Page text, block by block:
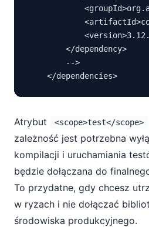
        </dependency>
        -->
Atrybut <scope>test</scope>
zależność jest potrzebna
kompilacji i uruchamiania
będzie dołączana do
To przydatne, gdy chcesz
w ryzach i nie dołączać
środowiska produkcyjnego.